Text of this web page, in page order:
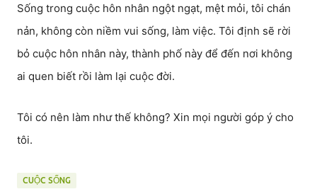
Sống trong cuộc hôn nhân ngột ngạt, mệt mỏi, tôi chán
nản, không còn niềm vui sống, làm việc. Tôi định sẽ rời
bỏ cuộc hôn nhân này, thành phố này để đến nơi không
ai quen biết rồi làm lại cuộc đời.
Tôi có nên làm như thế không? Xin mọi người góp ý cho
tôi.
CUỘC SỐNG